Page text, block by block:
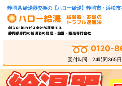
静岡県 給湯器交換の【ハロー給湯】静岡市・浜松市
0120-
受付時間：24時間365